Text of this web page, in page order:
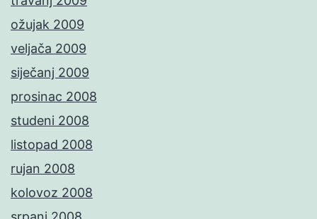
ožujak 2009
veljača 2009
siječanj 2009
prosinac 2008
studeni 2008
listopad 2008
rujan 2008
kolovoz 2008